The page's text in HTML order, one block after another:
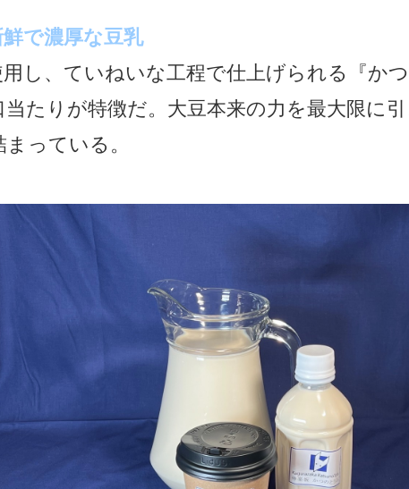
で濃厚な豆乳
し、ていねいな工程で仕上げられる『か
たりが特徴だ。大豆本来の力を最大限に
っている。